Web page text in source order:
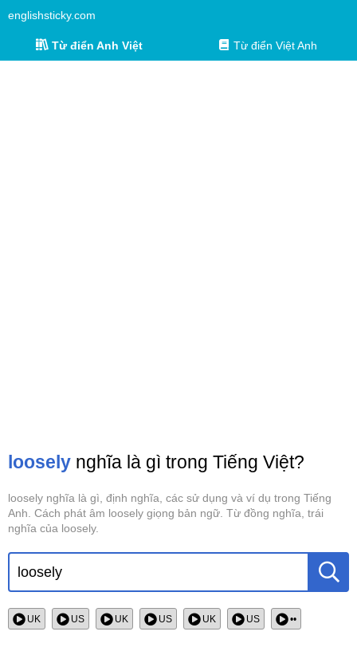
englishsticky.com
Từ điển Anh Việt Từ điển Việt Anh
loosely nghĩa là gì trong Tiếng Việt?
loosely nghĩa là gì, định nghĩa, các sử dụng và ví dụ trong Tiếng
Anh. Cách phát âm loosely giọng bản ngữ. Từ đồng nghĩa, trái
nghĩa của loosely.
UK US UK US UK US ••